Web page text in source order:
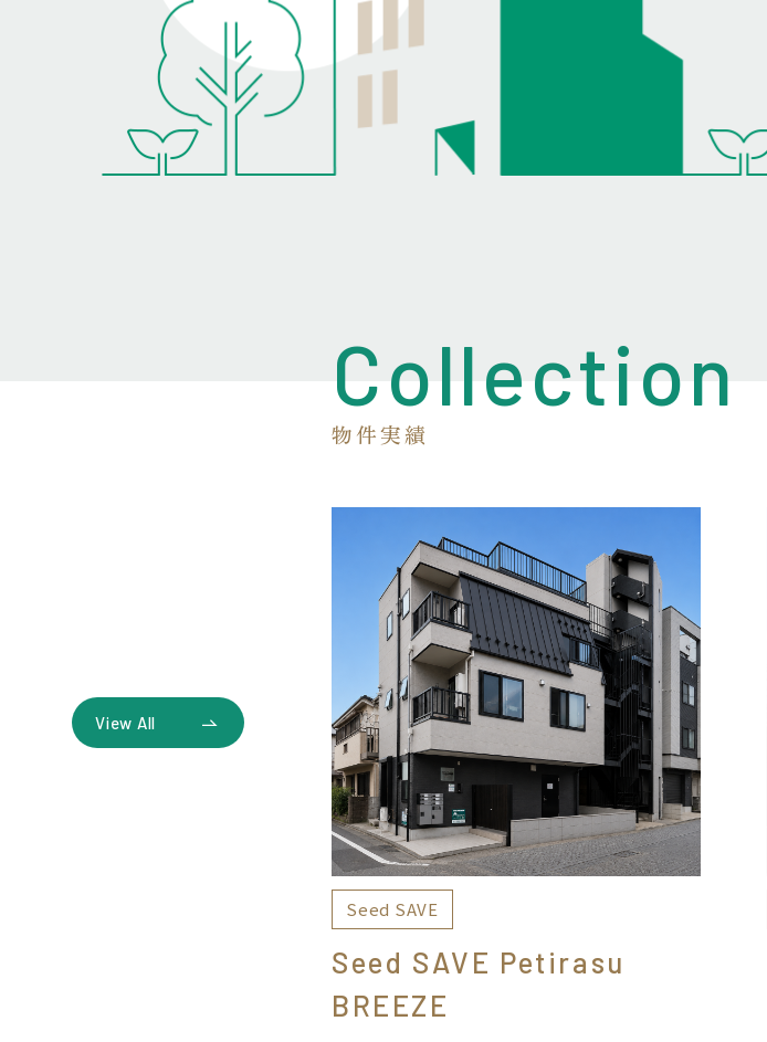
Collection
物件実績
Seed SAVE
Seed SAVE Petirasu
BREEZE
View All